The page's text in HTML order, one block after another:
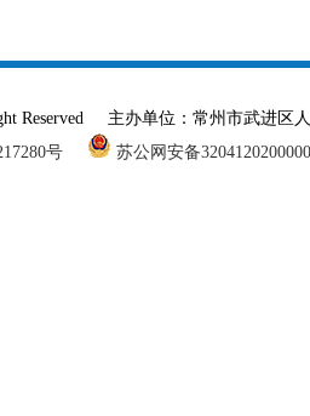
Reserved 主办单位：常州市武进
号
苏公网安备